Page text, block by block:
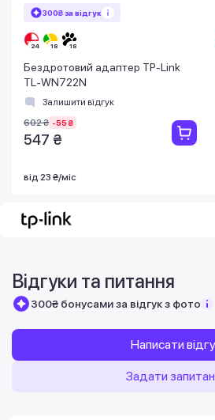
300₴ за відгук
Бездротовий адаптер TP-Link
TL-WN722N
Залишити відгук
602 ₴ -55 ₴
547 ₴
від 23 ₴/міс
Відгуки та питання
300₴ бонусами за відгук з фото
Написати
Задати